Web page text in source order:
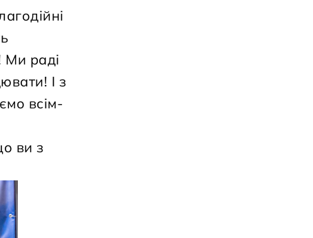
Ми раді
І з
всім-
ви з